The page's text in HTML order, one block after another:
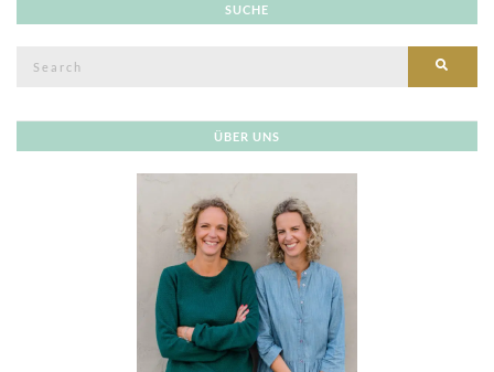
SUCHE
ÜBER UNS